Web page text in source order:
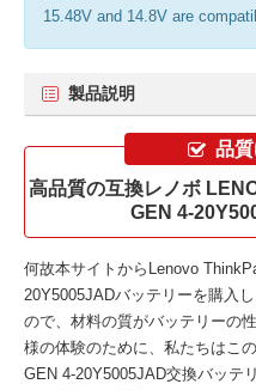
15.48V and 14.8V are
製品説明
品
高品質の互換レノボ
GEN 4-
何故本サイトから Lenovo
20Y5005JADバッテリーを購入
ので、材料の質がバッテリーの
様の体験のために、私たちはこの
GEN 4-20Y5005JAD交換バッテ